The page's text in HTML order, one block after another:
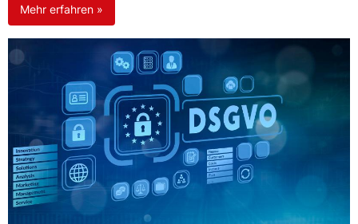
Mehr erfahren »